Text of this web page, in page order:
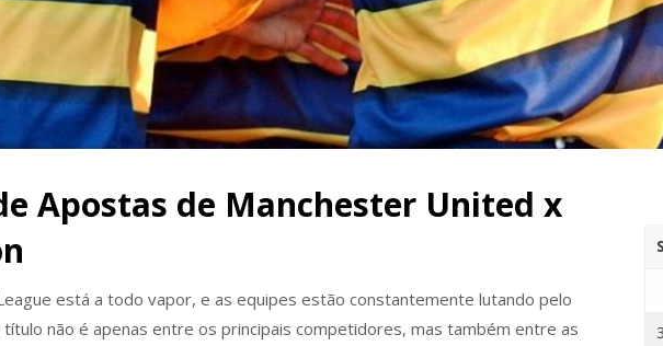
Apostas de Manchester United x
está a todo vapor, e as equipes estão constantemente lutando pelo
não é apenas entre os principais competidores, mas também entre as
S
3